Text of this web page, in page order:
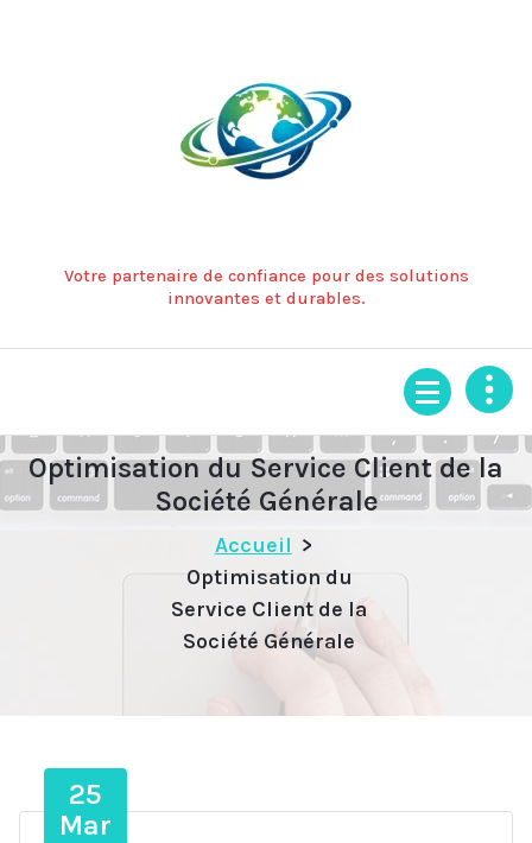
Votre partenaire de confiance pour des solutions
innovantes et durables.
Optimisation du Service Client de la
Société Générale
Accueil >
Optimisation du
Service Client de la
Société Générale
25
Mar